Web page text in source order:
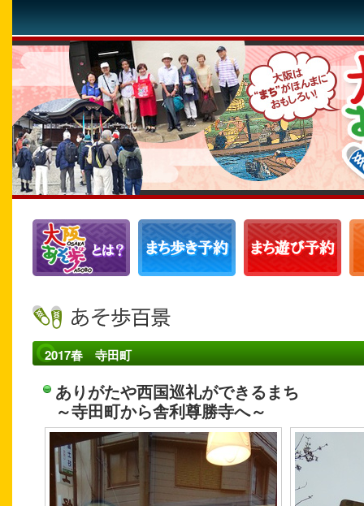
2017春 寺田町
ありがたや西国巡礼ができるまち
～寺田町から舎利尊勝寺へ～